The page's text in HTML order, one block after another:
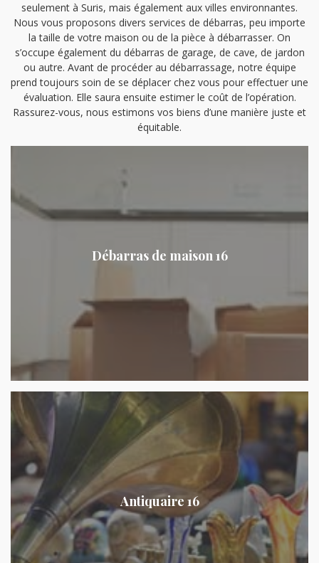
seulement à Suris, mais également aux villes environnantes.
Nous vous proposons divers services de débarras, peu importe
la taille de votre maison ou de la pièce à débarrasser. On
s’occupe également du débarras de garage, de cave, de jardon
ou autre. Avant de procéder au débarrassage, notre équipe
prend toujours soin de se déplacer chez vous pour effectuer une
évaluation. Elle saura ensuite estimer le coût de l’opération.
Rassurez-vous, nous estimons vos biens d’une manière juste et
équitable.
Débarras de maison 16
Antiquaire 16